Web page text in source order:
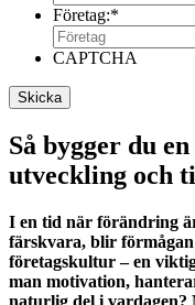
Företag:*
CAPTCHA
Så bygger du
utveckling och
I en tid när förändring
färskvara, blir
företagskultur – en
man motivation,
naturlig del i